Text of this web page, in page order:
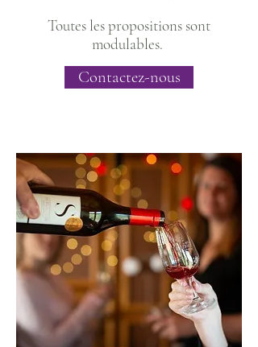
Toutes les propositions sont
modulables.
Contactez-nous